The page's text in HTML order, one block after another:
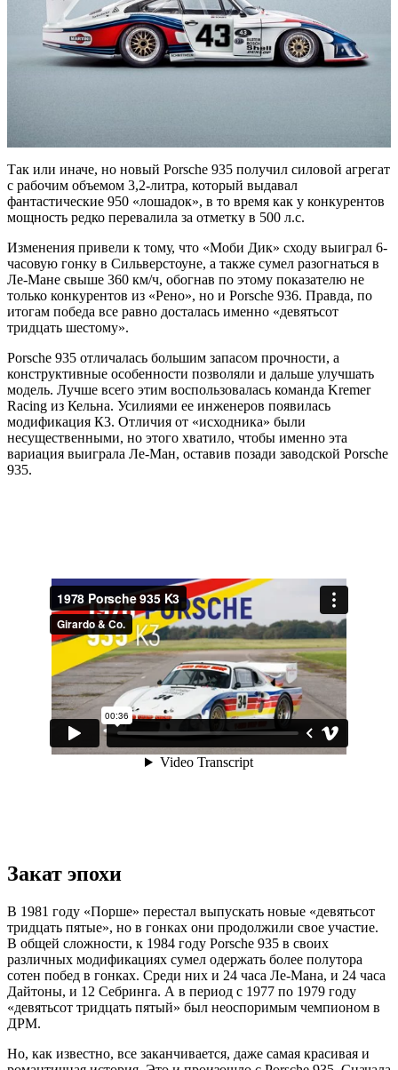
Так или иначе, но новый Porsche 935 получил силовой агрегат
с рабочим объемом 3,2-литра, который выдавал
фантастические 950 «лошадок», в то время как у конкурентов
мощность редко перевалила за отметку в 500 л.с.
Изменения привели к тому, что «Моби Дик» сходу выиграл 6-
часовую гонку в Сильверстоуне, а также сумел разогнаться в
Ле-Мане свыше 360 км/ч, обогнав по этому показателю не
только конкурентов из «Рено», но и Porsche 936. Правда, по
итогам победа все равно досталась именно «девятьсот
тридцать шестому».
Porsche 935 отличалась большим запасом прочности, а
конструктивные особенности позволяли и дальше улучшать
модель. Лучше всего этим воспользовалась команда Kremer
Racing из Кельна. Усилиями ее инженеров появилась
модификация К3. Отличия от «исходника» были
несущественными, но этого хватило, чтобы именно эта
вариация выиграла Ле-Ман, оставив позади заводской Porsche
935.
Закат эпохи
В 1981 году «Порше» перестал выпускать новые «девятьсот
тридцать пятые», но в гонках они продолжили свое участие.
В общей сложности, к 1984 году Porsche 935 в своих
различных модификациях сумел одержать более полутора
сотен побед в гонках. Среди них и 24 часа Ле-Мана, и 24 часа
Дайтоны, и 12 Себринга. А в период с 1977 по 1979 году
«девятьсот тридцать пятый» был неоспоримым чемпионом в
ДРМ.
Но, как известно, все заканчивается, даже самая красивая и